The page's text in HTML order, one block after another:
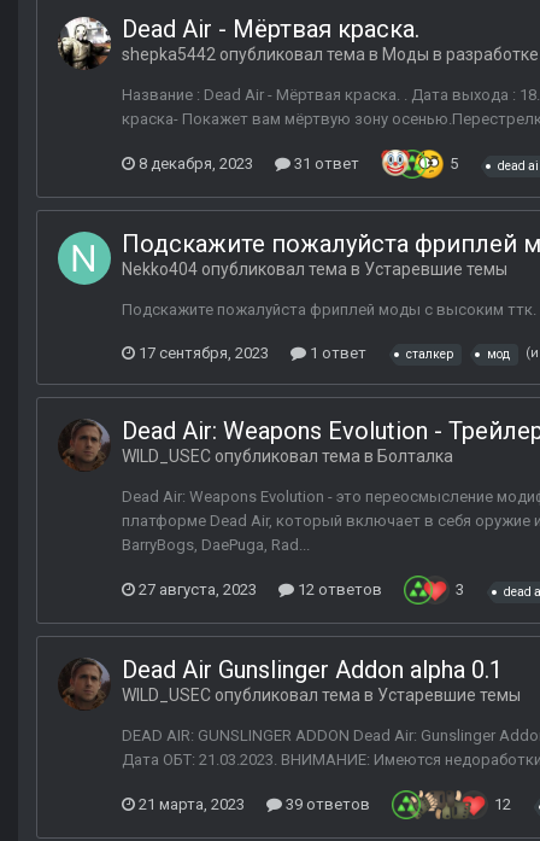
Dead Air - Мёртвая краска.
shepka5442 опубликовал тема в Моды в разработке
Название : Dead Air - Мёртвая краска. . Дата выхода :
краска- Покажет вам мёртвую зону
8 декабря, 2023 31 ответ 5 dead
Подскажите пожалуйста фриплей
Nekko404 опубликовал тема в Устаревшие темы
Подскажите пожалуйста фриплей моды с высоким
17 сентября, 2023 1 ответ сталкер мод
Dead Air: Weapons Evolution -
WILD_USEC опубликовал тема в Болталка
Dead Air: Weapons Evolution - это переосмысление
платформе Dead Air, который включает в себя оружие
BarryBogs, DaePuga, Rad...
27 августа, 2023 12 ответов 3 dead
Dead Air Gunslinger Addon alpha 0.1
WILD_USEC опубликовал тема в Устаревшие темы
DEAD AIR: GUNSLINGER ADDON Dead Air: Gunslinger
Дата ОБТ: 21.03.2023. ВНИМАНИЕ: Имеются
21 марта, 2023 39 ответов 12